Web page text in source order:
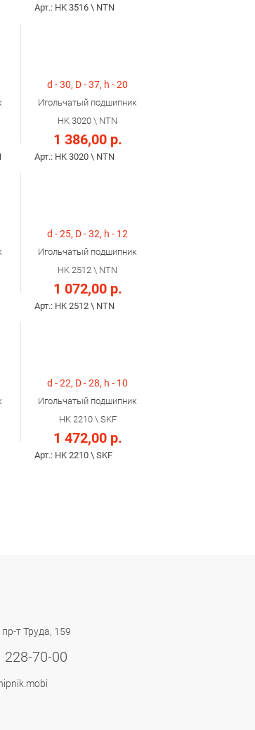
Арт.: HK 3516 \ NTN
d - 30, D - 37, h - 20
Игольчатый подшипник
HK 3020 \ NTN
1 386,00 р.
Арт.: HK 3020 \ NTN
d - 25, D - 32, h - 12
Игольчатый подшипник
HK 2512 \ NTN
1 072,00 р.
Арт.: HK 2512 \ NTN
d - 22, D - 28, h - 10
Игольчатый подшипник
HK 2210 \ SKF
1 472,00 р.
Арт.: HK 2210 \ SKF
т Труда, 159
228-70-00